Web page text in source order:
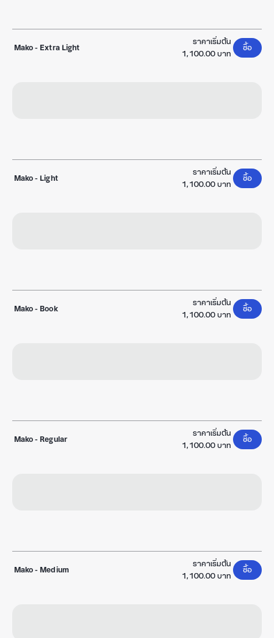
Mako-Extra Light
ราคาเริ่มต้น
1,100.00 บาท
ซื้อ
Mako-Light
ราคาเริ่มต้น
1,100.00 บาท
ซื้อ
Mako-Book
ราคาเริ่มต้น
1,100.00 บาท
ซื้อ
Mako-Regular
ราคาเริ่มต้น
1,100.00 บาท
ซื้อ
Mako-Medium
ราคาเริ่มต้น
1,100.00 บาท
ซื้อ